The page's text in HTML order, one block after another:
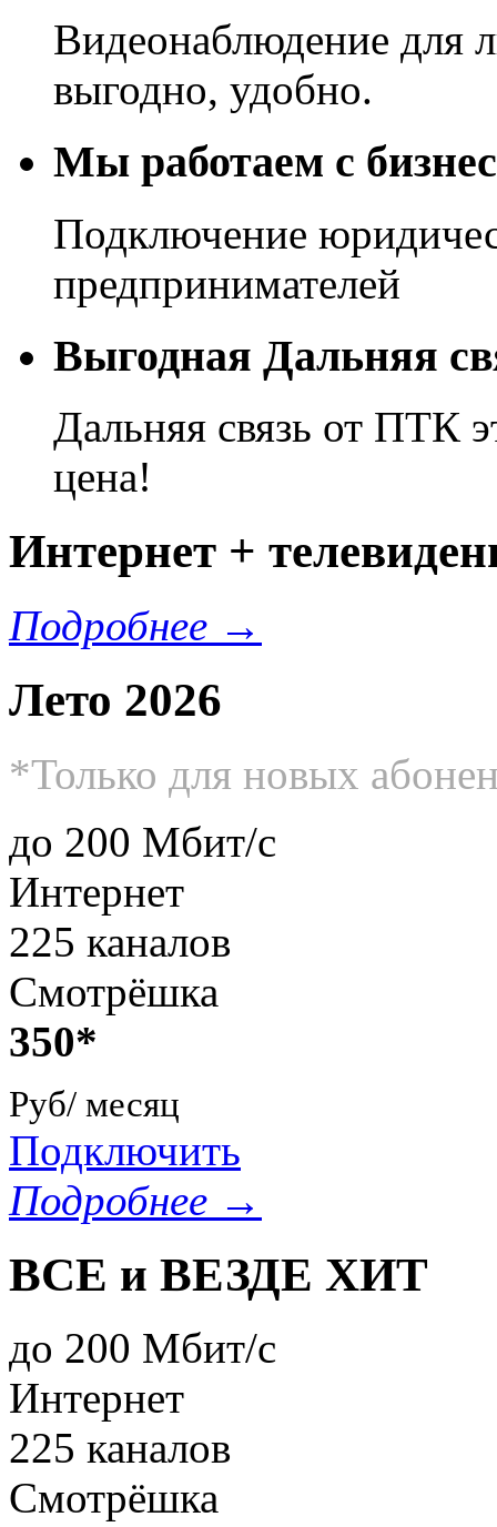
Видеонаблюдение для
выгодно, удобно.
Мы работаем с
Подключение
предпринимателей
Выгодная Дальняя
Дальняя связь от ПТК
цена!
Интeрнет +
Подробнее →
Лето 2026
*Только для новых
до 200 Мбит/с
Интернет
225 каналов
Смотрёшка
350*
Руб/ месяц
Подключить
Подробнее →
ВСЕ и ВЕЗДЕ ХИТ
до 200 Мбит/с
Интернет
225 каналов
Смотрёшка